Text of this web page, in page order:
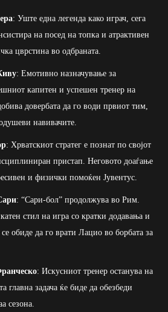
: Уште една легенда како играч, сега
на посед на топка и атрактивен
цврстина во одбраната.
: Емотивно назначување за
капитен и успешен тренер на
довербата да го води првиот тим,
навивачите.
: Хрватскиот стратег е познат по својот
пристап. Неговото доаѓање
и физички помоќен Јувентус.
: “Сари-бол” продолжува во Рим.
стил на игра со кратки додавања и
обиде да го врати Лацио во борбата за
: Искусниот тренер останува на
главна задача ќе биде да обезбеди
сезона.